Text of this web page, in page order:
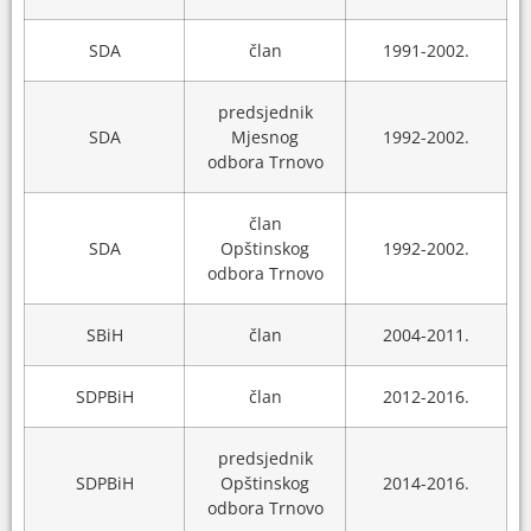
SDA član 1991-2002.
SDA
predsjednik
Mjesnog
odbora Trnovo
1992-2002.
SDA
član
Opštinskog
odbora Trnovo
1992-2002.
SBiH član 2004-2011.
SDPBiH član 2012-2016.
SDPBiH
predsjednik
Opštinskog
odbora Trnovo
2014-2016.